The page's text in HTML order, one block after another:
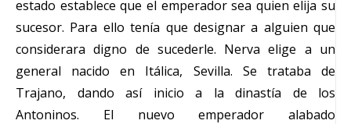
estado establece que el emperador sea quien elija su
sucesor. Para ello tenía que designar a alguien que
considerara digno de sucederle. Nerva elige a un
general nacido en Itálica, Sevilla. Se trataba de
Trajano, dando así inicio a la dinastía de los
Antoninos. El nuevo emperador alabado